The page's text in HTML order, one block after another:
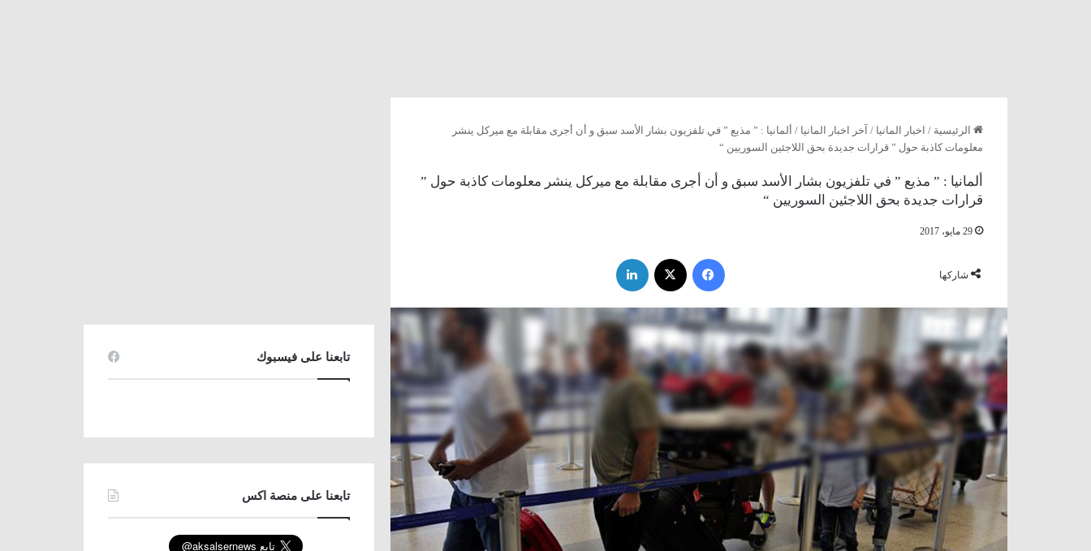
الرئيسية / اخبار المانيا / آخر اخبار المانيا / ألمانيا : ” مذيع ” في تلفزيون بشار الأسد سبق و أن أجرى مقابلة مع ميركل ينشر
معلومات كاذبة حول ” قرارات جديدة بحق اللاجئين السوريين “
ألمانيا : ” مذيع ” في تلفزيون بشار الأسد سبق و أن أجرى مقابلة مع ميركل ينشر معلومات كاذبة حول ”
قرارات جديدة بحق اللاجئين السوريين “
29 مايو، 2017
شاركها
فيسبوك
تابعنا على فيسبوك
تابعنا على منصة اكس